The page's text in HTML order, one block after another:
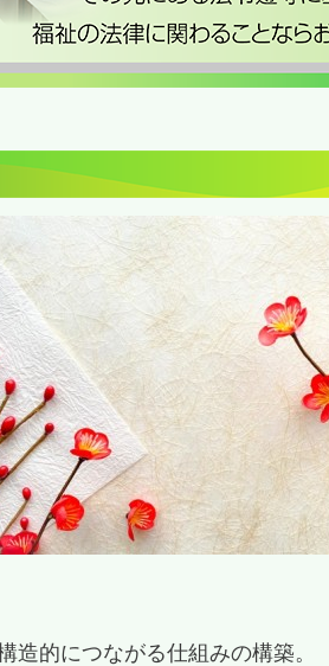
造的につながる仕組みの構築。